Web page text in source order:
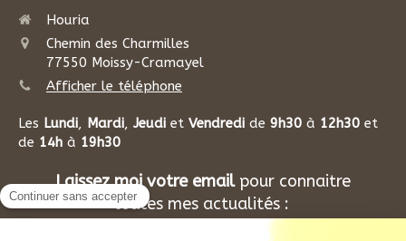
Houria
Chemin des Charmilles
77550 Moissy-Cramayel
Afficher le téléphone
Les Lundi, Mardi, Jeudi et Vendredi de 9h30 à 12h30 et
de 14h à 19h30
Laissez moi votre emailpour connaitre
toutes mes actualités :